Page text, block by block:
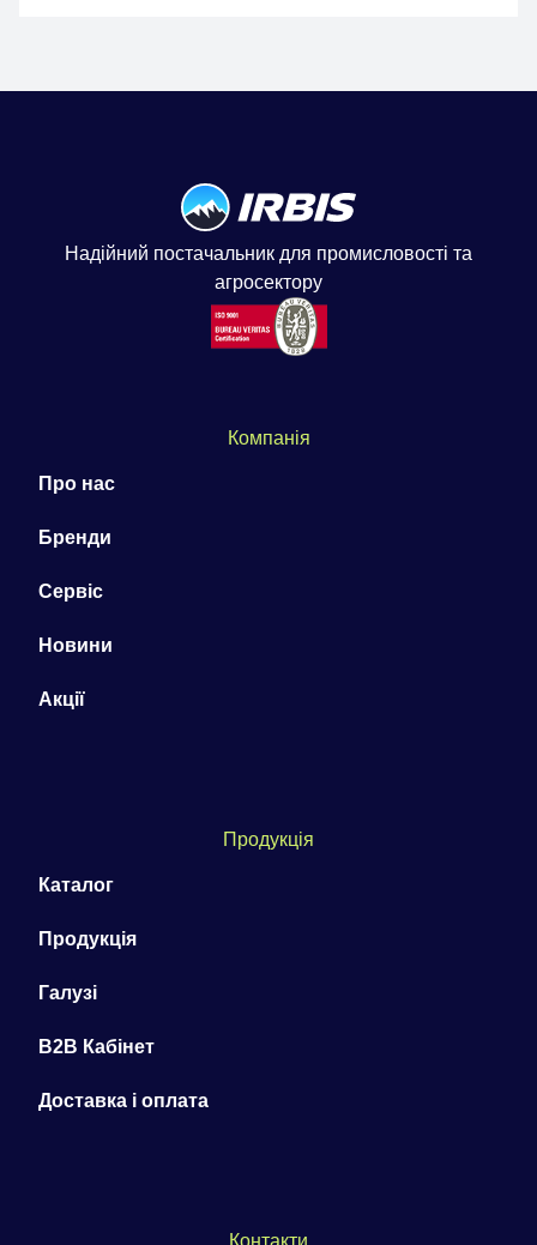
Надійний постачальник для промисловості та
агросектору
Компанія
Про нас
Бренди
Сервіс
Новини
Акції
Продукція
Каталог
Продукція
Галузі
B2B Кабінет
Доставка і оплата
Контакти